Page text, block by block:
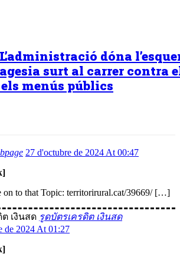
dóna
surt al carrer contra
menús públics
27 d'octubre de 2024 At 00:47
to that Topic: territorirural.cat/39669/ […]
รูดบัตรเครดิต เงินสด
de 2024 At 01:27